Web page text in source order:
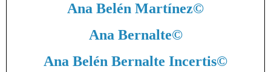
Ana Belén Martínez©
Ana Bernalte©
Ana Belén Bernalte Incertis©